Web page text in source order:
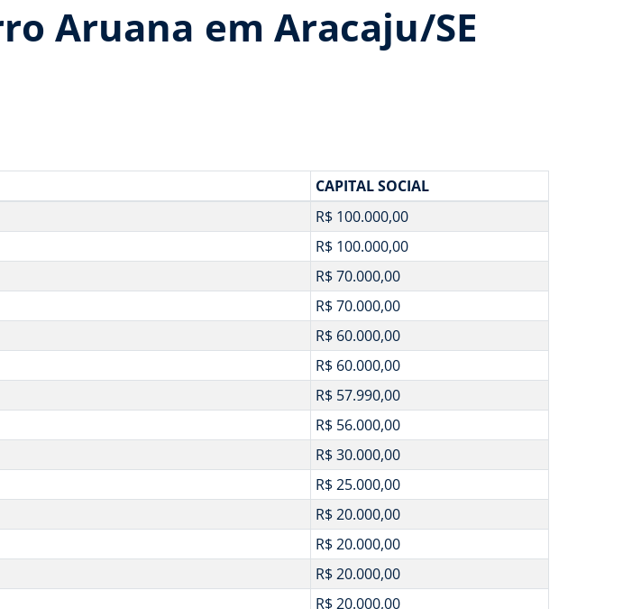
Aruana em Aracaju/SE
CAPITAL SOCIAL
R$ 100.000,00
R$ 100.000,00
R$ 70.000,00
R$ 70.000,00
R$ 60.000,00
R$ 60.000,00
R$ 57.990,00
R$ 56.000,00
R$ 30.000,00
R$ 25.000,00
R$ 20.000,00
R$ 20.000,00
R$ 20.000,00
R$ 20.000,00